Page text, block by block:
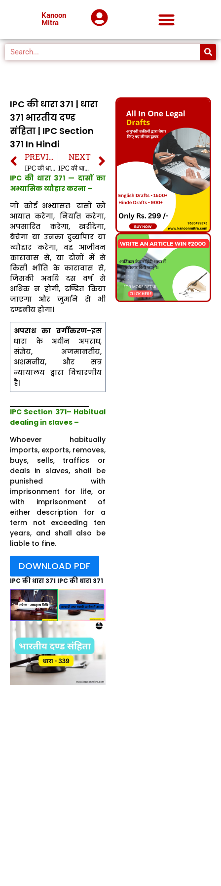
Kanoon
Mitra
IPC की धारा 371 | धारा
371 भारतीय दण्ड
संहिता | IPC Section
371 In Hindi
PREVIOUS
IPC की धारा 370A | धारा 370A भारतीय दण्ड संहिता | IPC Section 370A In Hindi
NEXT
IPC की धारा 372 | धारा 372 भारतीय दण्ड संहिता | IPC Section 372 In Hindi
IPC की धारा 371 — दासों का
अभ्यासिक व्यौहार करना –
जो कोई अभ्यासतः दासों को
आयात करेगा, निर्यात करेगा,
अपसारित करेगा, खरीदेगा,
बेचेगा या उनका दुर्व्यापार या
व्यौहार करेगा, वह आजीवन
कारावास से, या दोनों में से
किसी भाँति के कारावास से,
जिसकी अवधि दस वर्ष से
अधिक न होगी, दण्डित किया
जाएगा और जुर्माने से भी
दण्डनीय होगा।
अपराध का वर्गीकरण–इस
धारा के अधीन अपराध,
संज्ञेय, अजमानतीय,
अशमनीय, और सत्र
न्यायालय द्वारा विचारणीय
है|
IPC Section 371– Habitual
dealing in slaves –
Whoever habitually
imports, exports, removes,
buys, sells, traffics or
deals in slaves, shall be
punished with
imprisonment for life, or
with imprisonment of
either description for a
term not exceeding ten
years, and shall also be
liable to fine.
DOWNLOAD PDF
IPC की धारा 371 IPC की धारा 371